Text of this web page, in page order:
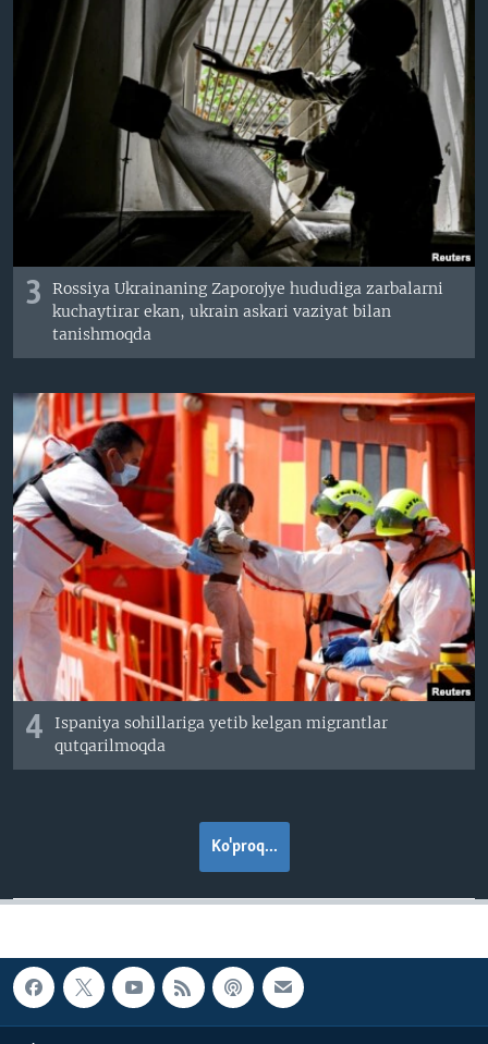
3
Rossiya Ukrainaning Zaporojye hududiga zarbalarni
kuchaytirar ekan, ukrain askari vaziyat bilan
tanishmoqda
4
Ispaniya sohillariga yetib kelgan migrantlar
qutqarilmoqda
Ko'proq...